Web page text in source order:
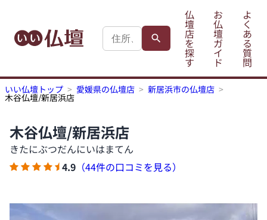
仏
壇
店
を
探
す
お
仏
壇
ガ
イ
ド
よ
く
あ
る
質
問
いい仏壇トップ 愛媛県の仏壇店 新居浜市の仏壇店
木谷仏壇/新居浜店
木谷仏壇/新居浜店
きたにぶつだんにいはまてん
4.9 （44件の口コミを見る）